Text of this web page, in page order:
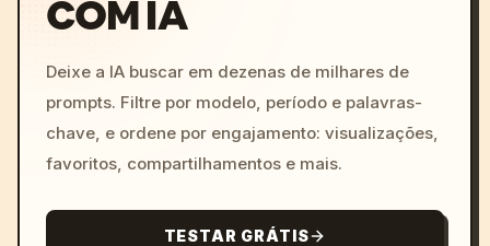
COM IA
Deixe a IA buscar em dezenas de milhares de
prompts. Filtre por modelo, período e palavras-
chave, e ordene por engajamento: visualizações,
favoritos, compartilhamentos e mais.
TESTAR GRÁTIS